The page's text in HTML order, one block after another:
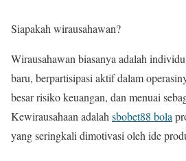
Siapakah wirausahawan?
Wirausahawan biasanya adalah
baru, berpartisipasi aktif dalam
besar risiko keuangan, dan menuai
Kewirausahaan adalah sbobet88 bola
yang seringkali dimotivasi oleh ide